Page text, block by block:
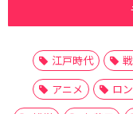
江戸時代
アニメ
ロ